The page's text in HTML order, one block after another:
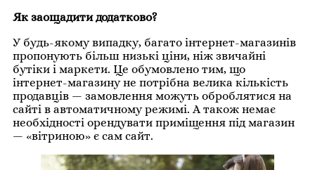
Як заощадити додатково?
У будь-якому випадку, багато інтернет-магазинів
пропонують більш низькі ціни, ніж звичайні
бутіки і маркети. Це обумовлено тим, що
інтернет-магазину не потрібна велика кількість
продавців — замовлення можуть оброблятися на
сайті в автоматичному режимі. А також немає
необхідності орендувати приміщення під магазин
— «вітриною» є сам сайт.